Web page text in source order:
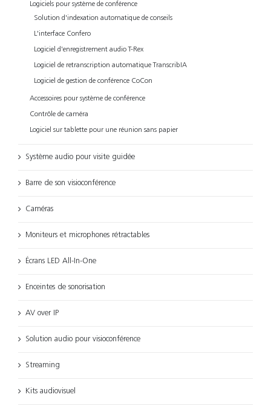
Logiciels pour système de conférence
Solution d'indexation automatique de conseils
L'interface Confero
Logiciel d'enregistrement audio T-Rex
Logiciel de retranscription automatique TranscribIA
Logiciel de gestion de conférence CoCon
Accessoires pour système de conférence
Contrôle de caméra
Logiciel sur tablette pour une réunion sans papier
Système audio pour visite guidée
Barre de son visioconférence
Caméras
Moniteurs et microphones rétractables
Écrans LED All-In-One
Enceintes de sonorisation
AV over IP
Solution audio pour visioconférence
Streaming
Kits audiovisuel